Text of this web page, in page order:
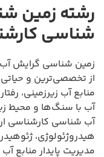
رشته زمین
شناسی
زمین شناسی گرایش
از تخصصی‌ترین و
منابع آب زیرزمینی،
آب با سنگ‌ها و محیط
آب شناسی کارشناسی
هیدروژئولوژی،
مدیریت پایدار منابع